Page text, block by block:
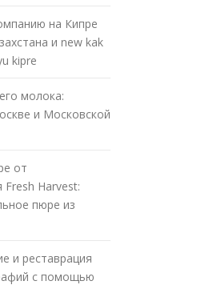
на Кипре
и new kak
kipre
молока:
и Московской
от
Fresh Harvest:
пюре из
и реставрация
с помощью